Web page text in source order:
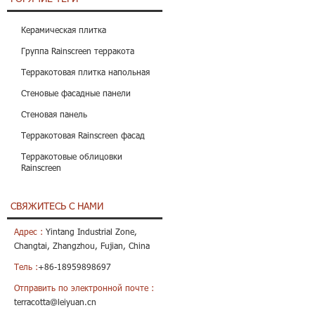
Керамическая плитка
Группа Rainscreen терракота
Терракотовая плитка напольная
Стеновые фасадные панели
Стеновая панель
Терракотовая Rainscreen фасад
Терракотовые облицовки
Rainscreen
СВЯЖИТЕСЬ С НАМИ
Адрес : Yintang Industrial Zone,
Changtai, Zhangzhou, Fujian, China
Тель :+86-18959898697
Отправить по электронной почте :
terracotta@leiyuan.cn